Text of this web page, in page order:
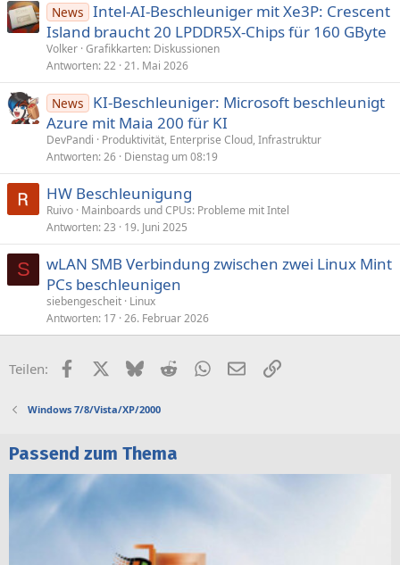
News Intel-AI-Beschleuniger mit Xe3P: Crescent
Island braucht 20 LPDDR5X-Chips für 160 GByte
Volker Grafikkarten: Diskussionen
Antworten 22 21. Mai 2026
News
KI-Beschleuniger: Microsoft beschleunigt
Azure mit Maia 200 für KI
DevPandi
Produktivität, Enterprise Cloud, Infrastruktur
Antworten 26 Dienstag um 08:19
HW Beschleunigung
Ruivo Mainboards und CPUs: Probleme mit Intel
Antworten 23 19. Juni 2025
S
wLAN SMB Verbindung zwischen zwei Linux Mint
PCs beschleunigen
siebengescheit Linux
Antworten 17 26. Februar 2026
Teilen: FacebookX (Twitter)
BlueskyRedditWhatsApp
E-MailLink
Windows 7/8/Vista/XP/2000
Passend zum Thema